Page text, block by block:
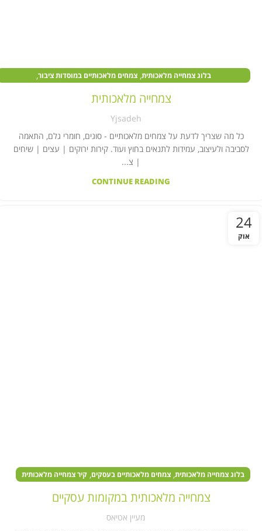
בלוג צמחייה מלאכותית, צמחים מלאכותיים במוסדות ציבור,
צמחייה מלאכותית
Yjsadeh
כל מה שצריך לדעת על צמחים מלאכותיים - סוגים, חומרי גלם, התאמה
לסביבה ולעיצוב, עמידות לתנאים בחוץ ועוד. קירות ירוקים | עצים | שיחים
| צ...
CONTINUE READING
24
אוק
בלוג צמחייה מלאכותית, צמחים מלאכותיים בעסקים, קיר צמחייה מלאכותית
צמחייה מלאכותית במקומות עסקיים
מעיין אטיאס